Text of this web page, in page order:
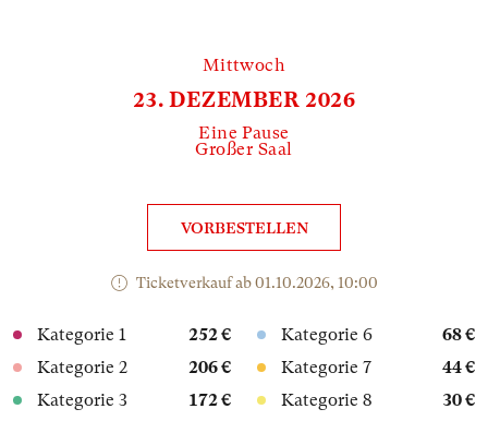
Mittwoch
23. DEZEMBER 2026
Eine Pause
Großer Saal
VORBESTELLEN
Ticketverkauf ab 01.10.2026, 10:00
Kategorie 1
252 €
Kategorie 2
206 €
Kategorie 3
172 €
Kategorie 6
68 €
Kategorie 7
44 €
Kategorie 8
30 €